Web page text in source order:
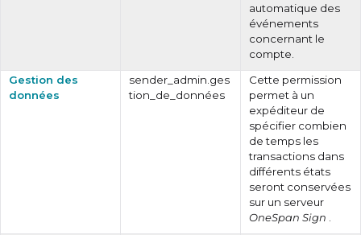
automatique des
événements
concernant le
compte.
Gestion des
données
sender_admin.ges
tion_de_données
Cette permission
permet à un
expéditeur de
spécifier combien
de temps les
transactions dans
différents états
seront conservées
sur un serveur
OneSpan Sign